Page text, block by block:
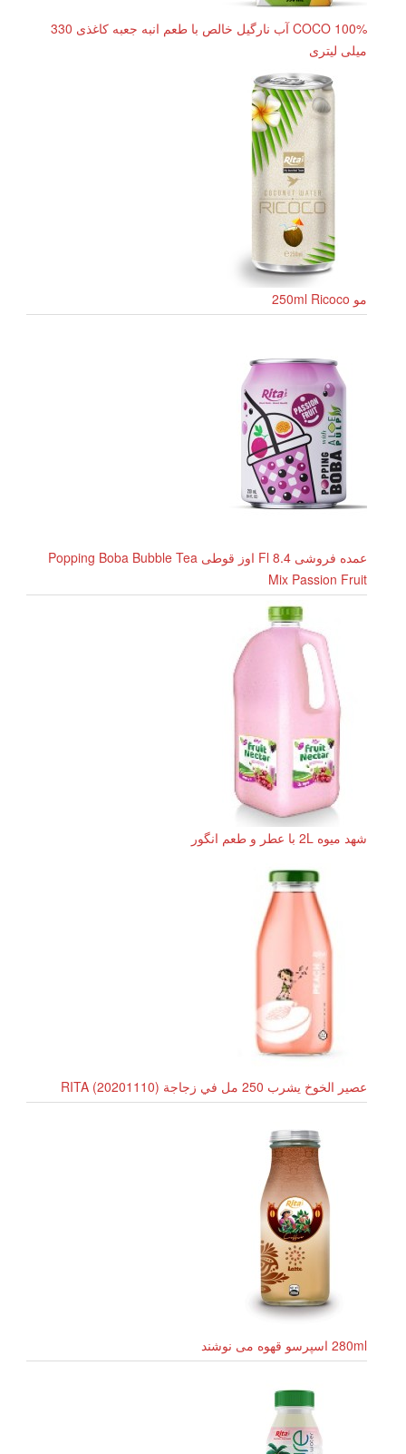
COCO 100% آب نارگیل خالص با طعم انبه جعبه کاغذی 330
میلی لیتری
مو 250ml Ricoco
عمده فروشی 8.4 Fl اوز قوطی Popping Boba Bubble Tea
Mix Passion Fruit
شهد میوه 2L با عطر و طعم انگور
عصير الخوخ يشرب 250 مل في زجاجة RITA (20201110)
280ml اسپرسو قهوه می نوشند